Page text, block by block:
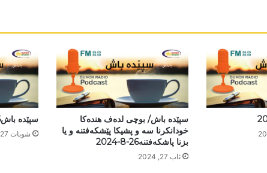
سپێدە باش/ بوچی لدەف ھندەکا
خودانکرنا سە و پشیکا پێشکەفتنە و یا
بزنا پاشکەفتنە26-8-2024
ئاب 27, 2024
سپێدە باش26-2-2024
شوبات 27, 2024